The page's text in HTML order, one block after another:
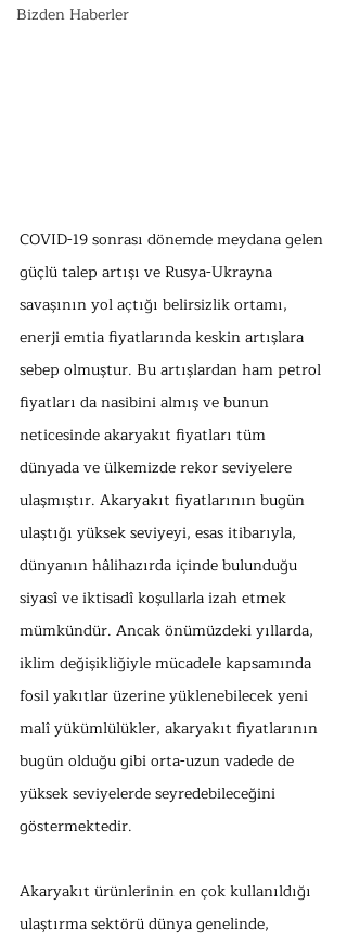
Bizden Haberler
COVID-19 sonrası dönemde meydana gelen
güçlü talep artışı ve Rusya-Ukrayna
savaşının yol açtığı belirsizlik ortamı,
enerji emtia fiyatlarında keskin artışlara
sebep olmuştur. Bu artışlardan ham petrol
fiyatları da nasibini almış ve bunun
neticesinde akaryakıt fiyatları tüm
dünyada ve ülkemizde rekor seviyelere
ulaşmıştır. Akaryakıt fiyatlarının bugün
ulaştığı yüksek seviyeyi, esas itibarıyla,
dünyanın hâlihazırda içinde bulunduğu
siyasî ve iktisadî koşullarla izah etmek
mümkündür. Ancak önümüzdeki yıllarda,
iklim değişikliğiyle mücadele kapsamında
fosil yakıtlar üzerine yüklenebilecek yeni
malî yükümlülükler, akaryakıt fiyatlarının
bugün olduğu gibi orta-uzun vadede de
yüksek seviyelerde seyredebileceğini
göstermektedir.
Akaryakıt ürünlerinin en çok kullanıldığı
ulaştırma sektörü dünya genelinde,